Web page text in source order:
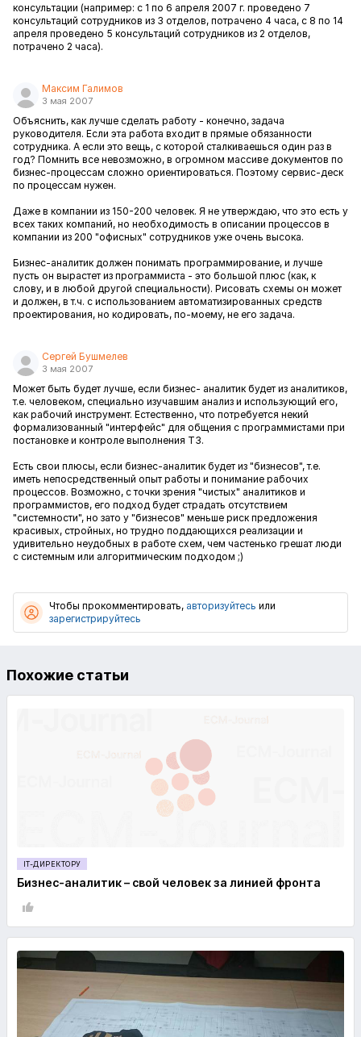
консультации (например: с 1 по 6 апреля 2007 г. проведено 7
консультаций сотрудников из 3 отделов, потрачено 4 часа, с 8 по 14
апреля проведено 5 консультаций сотрудников из 2 отделов,
потрачено 2 часа).
Максим Галимов
3 мая 2007
Объяснить, как лучше сделать работу - конечно, задача
руководителя. Если эта работа входит в прямые обязанности
сотрудника. А если это вещь, с которой сталкиваешься один раз в
год? Помнить все невозможно, в огромном массиве документов по
бизнес-процессам сложно ориентироваться. Поэтому сервис-деск
по процессам нужен.
Даже в компании из 150-200 человек. Я не утверждаю, что это есть у
всех таких компаний, но необходимость в описании процессов в
компании из 200 "офисных" сотрудников уже очень высока.
Бизнес-аналитик должен понимать программирование, и лучше
пусть он вырастет из программиста - это большой плюс (как, к
слову, и в любой другой специальности). Рисовать схемы он может
и должен, в т.ч. с использованием автоматизированных средств
проектирования, но кодировать, по-моему, не его задача.
Сергей Бушмелев
3 мая 2007
Может быть будет лучше, если бизнес- аналитик будет из аналитиков,
т.е. человеком, специально изучавшим анализ и использующий его,
как рабочий инструмент. Естественно, что потребуется некий
формализованный "интерфейс" для общения с программистами при
постановке и контроле выполнения ТЗ.
Есть свои плюсы, если бизнес-аналитик будет из "бизнесов", т.е.
иметь непосредственный опыт работы и понимание рабочих
процессов. Возможно, с точки зрения "чистых" аналитиков и
программистов, его подход будет страдать отсутствием
"системности", но зато у "бизнесов" меньше риск предложения
красивых, стройных, но трудно поддающихся реализации и
удивительно неудобных в работе схем, чем частенько грешат люди
с системным или алгоритмическим подходом ;)
Чтобы прокомментировать, авторизуйтесь или
зарегистрируйтесь
Похожие статьи
IT-ДИРЕКТОРУ
Бизнес-аналитик – свой человек за линией фронта